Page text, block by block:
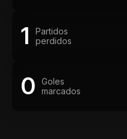
1
Partidos
perdidos
0
Goles
marcados